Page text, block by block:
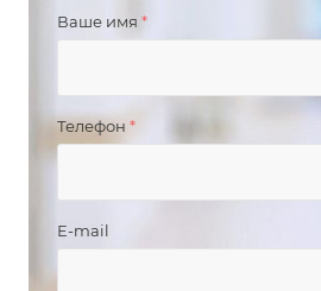
Ваше имя *
Телефон *
E-mail